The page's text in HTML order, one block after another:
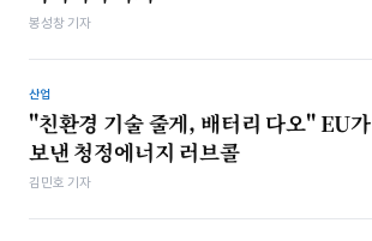
봉성창 기자
산업
"친환경 기술 줄게, 배터리 다오" EU가
보낸 청정에너지 러브콜
김민호 기자